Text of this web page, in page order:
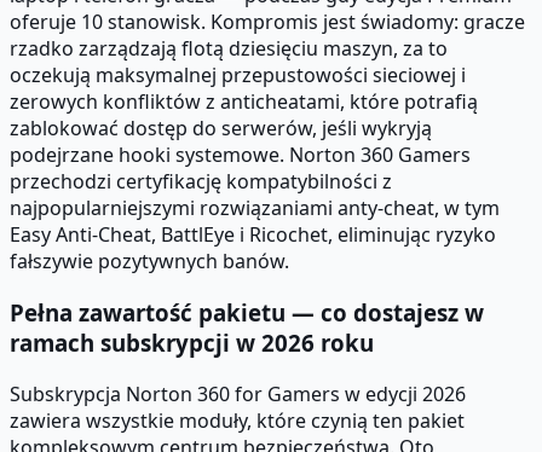
oferuje 10 stanowisk. Kompromis jest świadomy: gracze
rzadko zarządzają flotą dziesięciu maszyn, za to
oczekują maksymalnej przepustowości sieciowej i
zerowych konfliktów z anticheatami, które potrafią
zablokować dostęp do serwerów, jeśli wykryją
podejrzane hooki systemowe. Norton 360 Gamers
przechodzi certyfikację kompatybilności z
najpopularniejszymi rozwiązaniami anty-cheat, w tym
Easy Anti-Cheat, BattlEye i Ricochet, eliminując ryzyko
fałszywie pozytywnych banów.
Pełna zawartość pakietu — co dostajesz w
ramach subskrypcji w 2026 roku
Subskrypcja Norton 360 for Gamers w edycji 2026
zawiera wszystkie moduły, które czynią ten pakiet